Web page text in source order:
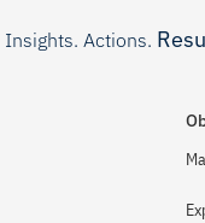
Insights. Actions.